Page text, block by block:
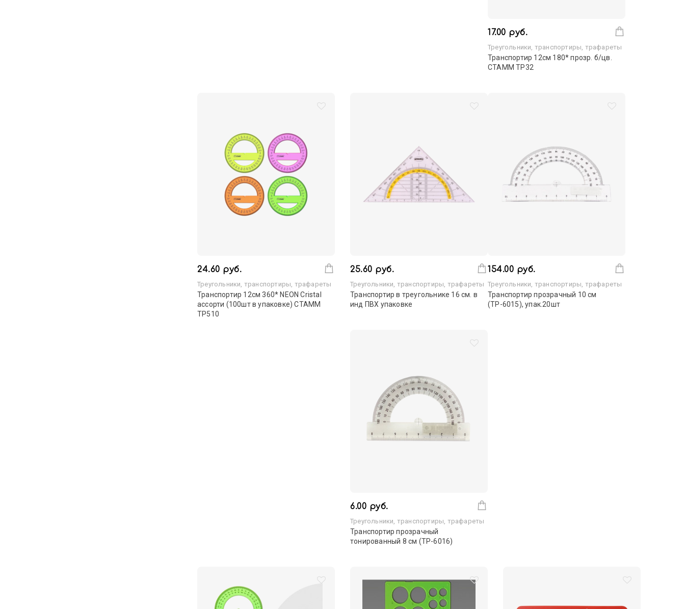
17.00 руб.
Треугольники, транспортиры, трафареты
Транспортир 12см 180* прозр. б/цв.
СТАММ ТР32
24.60 руб.
Треугольники, транспортиры, трафареты
Транспортир 12см 360* NEON Cristal
ассорти (100шт в упаковке) СТАММ
ТР510
25.60 руб.
Треугольники, транспортиры, трафареты
Транспортир в треугольнике 16 см. в
инд ПВХ упаковке
154.00 руб.
Треугольники, транспортиры, трафареты
Транспортир прозрачный 10 см
(ТР-6015), упак.20шт
6.00 руб.
Треугольники, транспортиры, трафареты
Транспортир прозрачный
тонированный 8 см (ТР-6016)